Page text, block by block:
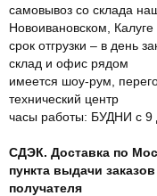
самовывоз со склада
Новоивановском,
срок отгрузки – в день
склад и офис рядом
имеется шоу-рум,
технический центр
часы работы: БУДНИ с 9
СДЭК. Доставка по
пункта выдачи
получателя